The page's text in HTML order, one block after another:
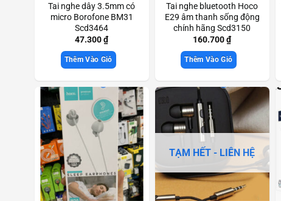
Tai nghe dây 3.5mm có
micro Borofone BM31
Scd3464
47.300₫
Thêm Vào Giỏ
Tai nghe bluetooth Hoco
E29 âm thanh sống động
chính hãng Scd3150
160.700₫
Thêm Vào Giỏ
TẠM HẾT - LIÊN HỆ